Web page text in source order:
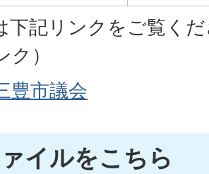
下記リンクをご覧く
）
豊市議会
イルをこちら